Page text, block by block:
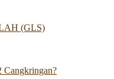
(GLS)
Cangkringan?